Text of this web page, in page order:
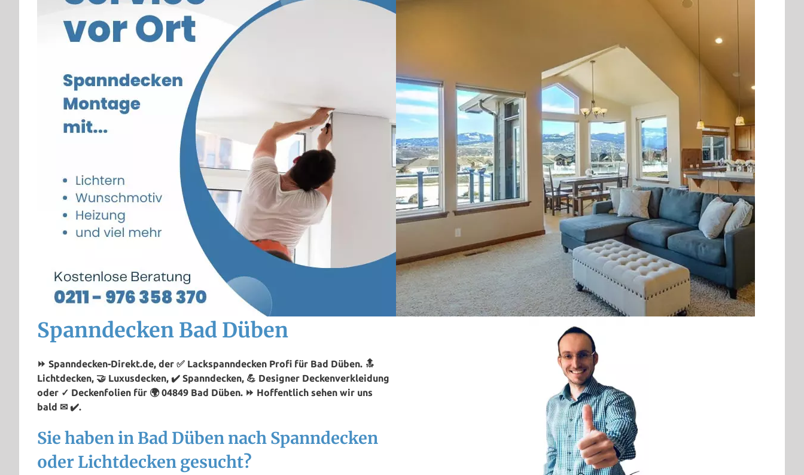
Spanndecken Bad Düben
⏩ Spanndecken-Direkt.de, der ✅ Lackspanndecken Profi für Bad Düben. 🔝
Lichtdecken, 🤝 Luxusdecken, ✔️ Spanndecken, 💪 Designer Deckenverkleidung
oder ✓ Deckenfolien für 🌍 04849 Bad Düben. ⏩ Hoffentlich sehen wir uns
bald ✉ ✔️.
Sie haben in Bad Düben nach Spanndecken
oder Lichtdecken gesucht?